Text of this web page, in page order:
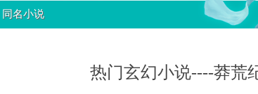
同名小说
热门玄幻小说----莽荒